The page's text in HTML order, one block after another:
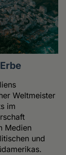
Weltmeister
im
Medien
und